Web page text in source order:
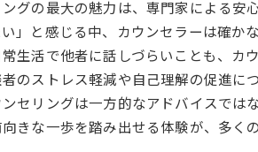
グの最大の魅力は、専門家による安
」と感じる中、カウンセラーは確か
生活で他者に話しづらいことも、カ
のストレス軽減や自己理解の促進に
ンセリングは一方的なアドバイスでは
きな一歩を踏み出せる体験が、多く